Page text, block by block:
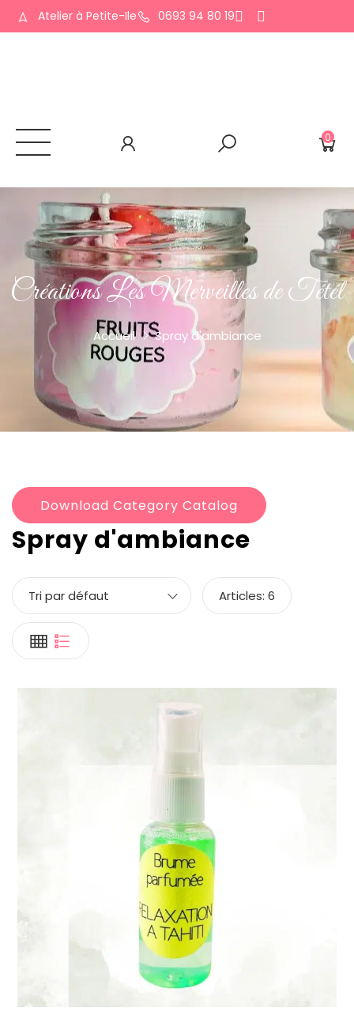
Atelier à Petite-Ile 0693 94 80 19
0
Créations Les Merveilles de Tétél
Accueil Spray d'ambiance
Download Category Catalog
Spray d'ambiance
Tri par défaut Articles: 6